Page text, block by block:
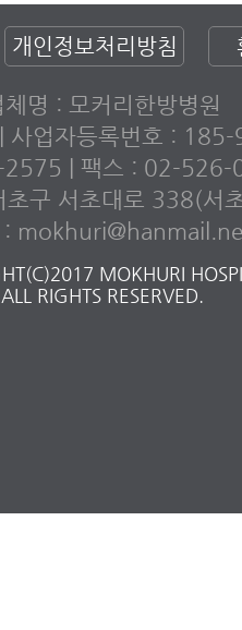
개인정보처리방침
체명 : 모커리한방병원
사업자등록번호 :
2575 | 팩스 : 02-526-
초구 서초대로 338(서
:
MOKHURI
ALL RIGHTS RESERVED.